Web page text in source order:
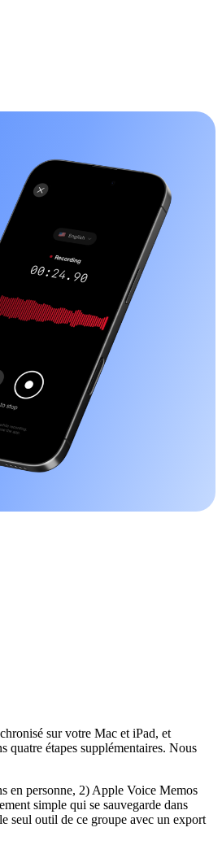
sur votre Mac et iPad, et
quatre étapes supplémentaires. Nous
en personne, 2) Apple Voice Memos
simple qui se sauvegarde dans
seul outil de ce groupe avec un export